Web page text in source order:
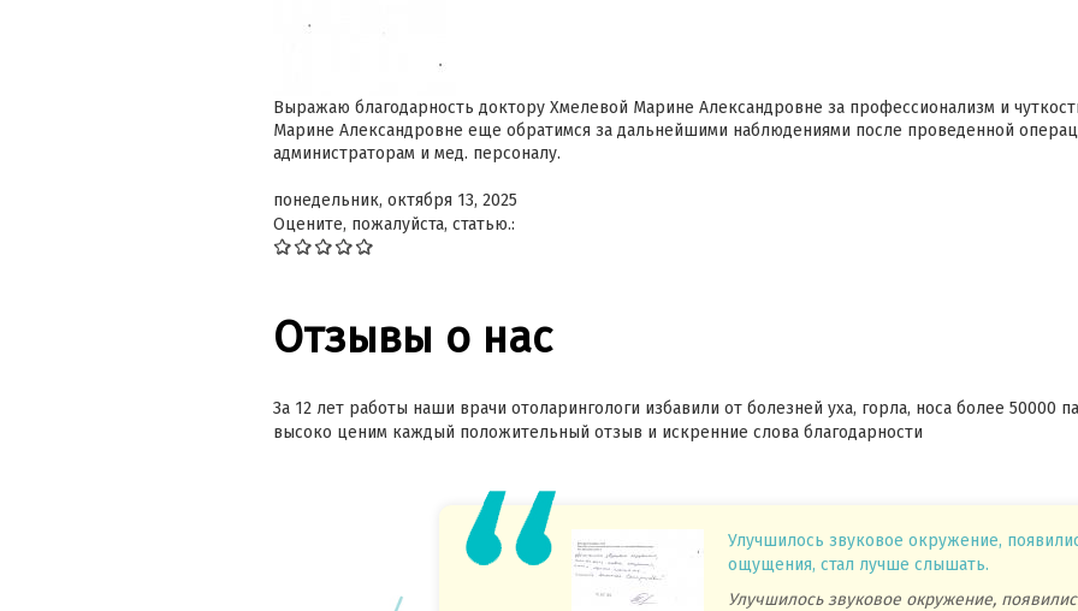
Выражаю благодарность доктору Хмелевой Марине Александровне за профессионализм и
Марине Александровне еще обратимся за дальнейшими наблюдениями после проведенной
администраторам и мед. персоналу.
понедельник, октября 13, 2025
Оцените, пожалуйста, статью.:
Отзывы о нас
За 12 лет работы наши врачи отоларингологи избавили от болезней уха, горла, носа более 50000
высоко ценим каждый положительный отзыв и искренние слова благодарности
Улучшилось звуковое окружение,
ощущения, стал лучше слышать.
Улучшилось звуковое окружение,